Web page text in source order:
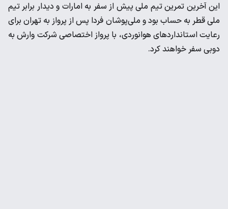
این آخرین تمرین تیم ملی پیش از سفر به امارات و دیدار برابر تیم
ملی قطر به حساب بود و ملی‌‌پوشان فردا پس از پرواز به تهران برای
رعایت استانداردهای هوانوردی، با پرواز اختصاصی شرکت وارش به
دوبی سفر خواهند کرد.